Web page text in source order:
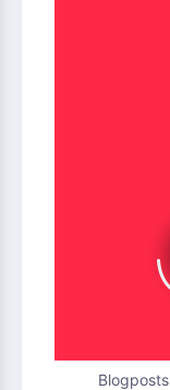
Blogposts